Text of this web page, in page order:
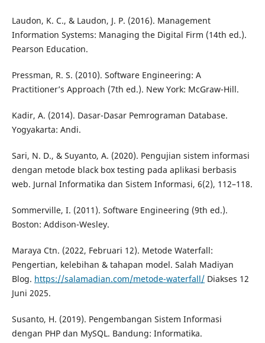
Laudon, K. C., & Laudon, J. P. (2016). Management
Information Systems: Managing the Digital Firm (14th ed.).
Pearson Education.
Pressman, R. S. (2010). Software Engineering: A
Practitioner’s Approach (7th ed.). New York: McGraw-Hill.
Kadir, A. (2014). Dasar-Dasar Pemrograman Database.
Yogyakarta: Andi.
Sari, N. D., & Suyanto, A. (2020). Pengujian sistem informasi
dengan metode black box testing pada aplikasi berbasis
web. Jurnal Informatika dan Sistem Informasi, 6(2), 112–118.
Sommerville, I. (2011). Software Engineering (9th ed.).
Boston: Addison-Wesley.
Maraya Ctn. (2022, Februari 12). Metode Waterfall:
Pengertian, kelebihan & tahapan model. Salah Madiyan
Blog. https://salamadian.com/metode-waterfall/Diakses 12
Juni 2025.
Susanto, H. (2019). Pengembangan Sistem Informasi
dengan PHP dan MySQL. Bandung: Informatika.